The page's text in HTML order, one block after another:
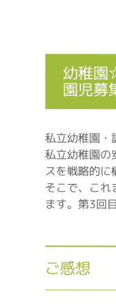
幼稚
園児募
私立幼稚園・
私立幼稚園の
スを戦略的
そこで、これ
ます。第3回
ご感想